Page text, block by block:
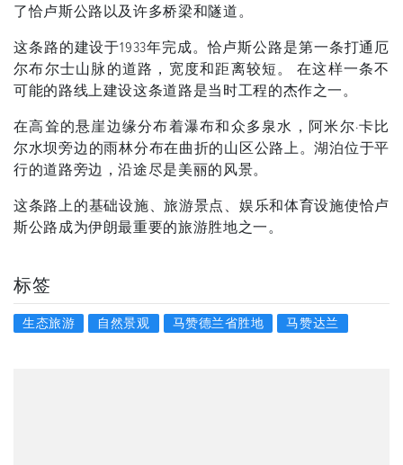
了恰卢斯公路以及许多桥梁和隧道。
这条路的建设于1933年完成。恰卢斯公路是第一条打通厄
尔布尔士山脉的道路，宽度和距离较短。 在这样一条不
可能的路线上建设这条道路是当时工程的杰作之一。
在高耸的悬崖边缘分布着瀑布和众多泉水，阿米尔·卡比
尔水坝旁边的雨林分布在曲折的山区公路上。湖泊位于平
行的道路旁边，沿途尽是美丽的风景。
这条路上的基础设施、旅游景点、娱乐和体育设施使恰卢
斯公路成为伊朗最重要的旅游胜地之一。
标签
生态旅游 自然景观 马赞德兰省胜地 马赞达兰